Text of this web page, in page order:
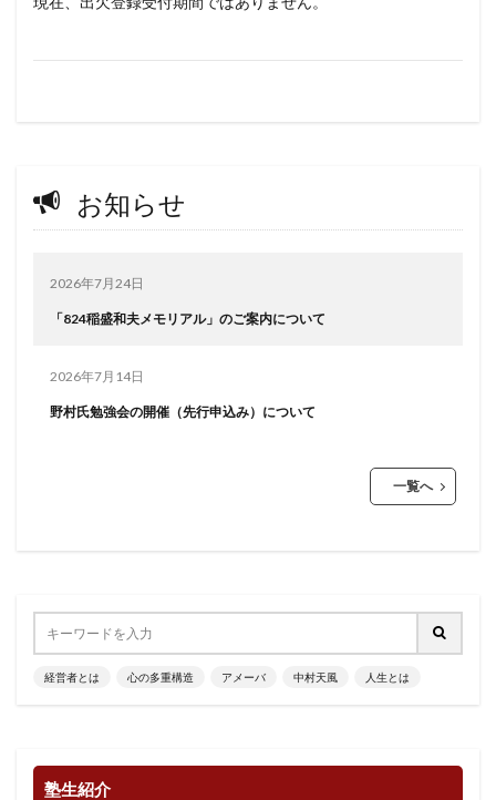
お知らせ
2026年7月24日
「824稲盛和夫メモリアル」のご案内について
2026年7月14日
野村氏勉強会の開催（先行申込み）について
一覧へ
経営者とは 心の多重構造 アメーバ 中村天風 人生とは
塾生紹介